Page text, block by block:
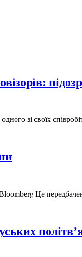
зі своїх
Це